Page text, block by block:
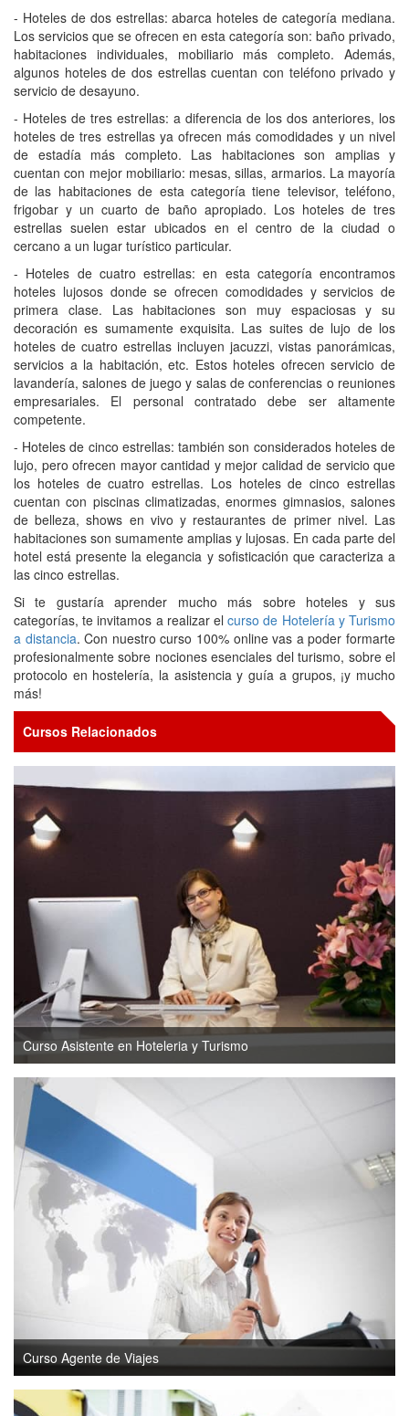
- Hoteles de dos estrellas: abarca hoteles de categoría mediana.
Los servicios que se ofrecen en esta categoría son: baño privado,
habitaciones individuales, mobiliario más completo. Además,
algunos hoteles de dos estrellas cuentan con teléfono privado y
servicio de desayuno.
- Hoteles de tres estrellas: a diferencia de los dos anteriores, los
hoteles de tres estrellas ya ofrecen más comodidades y un nivel
de estadía más completo. Las habitaciones son amplias y
cuentan con mejor mobiliario: mesas, sillas, armarios. La mayoría
de las habitaciones de esta categoría tiene televisor, teléfono,
frigobar y un cuarto de baño apropiado. Los hoteles de tres
estrellas suelen estar ubicados en el centro de la ciudad o
cercano a un lugar turístico particular.
- Hoteles de cuatro estrellas: en esta categoría encontramos
hoteles lujosos donde se ofrecen comodidades y servicios de
primera clase. Las habitaciones son muy espaciosas y su
decoración es sumamente exquisita. Las suites de lujo de los
hoteles de cuatro estrellas incluyen jacuzzi, vistas panorámicas,
servicios a la habitación, etc. Estos hoteles ofrecen servicio de
lavandería, salones de juego y salas de conferencias o reuniones
empresariales. El personal contratado debe ser altamente
competente.
- Hoteles de cinco estrellas: también son considerados hoteles de
lujo, pero ofrecen mayor cantidad y mejor calidad de servicio que
los hoteles de cuatro estrellas. Los hoteles de cinco estrellas
cuentan con piscinas climatizadas, enormes gimnasios, salones
de belleza, shows en vivo y restaurantes de primer nivel. Las
habitaciones son sumamente amplias y lujosas. En cada parte del
hotel está presente la elegancia y sofisticación que caracteriza a
las cinco estrellas.
Si te gustaría aprender mucho más sobre hoteles y sus
categorías, te invitamos a realizar elcurso de Hotelería y Turismo
a distancia. Con nuestro curso 100% online vas a poder formarte
profesionalmente sobre nociones esenciales del turismo, sobre el
protocolo en hostelería, la asistencia y guía a grupos, ¡y mucho
más!
Cursos Relacionados
Curso Asistente en Hoteleria y Turismo
Curso Agente de Viajes